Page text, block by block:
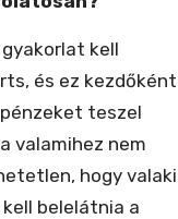
kell
és ez kezdőként
teszel
valamihez nem
hogy valaki
belelátnia a